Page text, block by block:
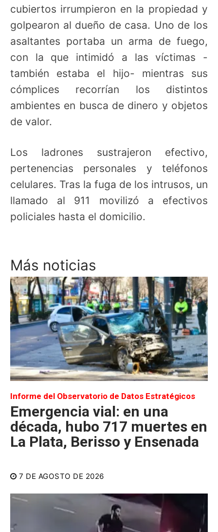
cubiertos irrumpieron en la propiedad y
golpearon al dueño de casa. Uno de los
asaltantes portaba un arma de fuego,
con la que intimidó a las víctimas -
también estaba el hijo- mientras sus
cómplices recorrían los distintos
ambientes en busca de dinero y objetos
de valor.
Los ladrones sustrajeron efectivo,
pertenencias personales y teléfonos
celulares. Tras la fuga de los intrusos, un
llamado al 911 movilizó a efectivos
policiales hasta el domicilio.
Más noticias
Informe del Observatorio de Datos Estratégicos
Emergencia vial: en una
década, hubo 717 muertes en
La Plata, Berisso y Ensenada
7 DE AGOSTO DE 2026